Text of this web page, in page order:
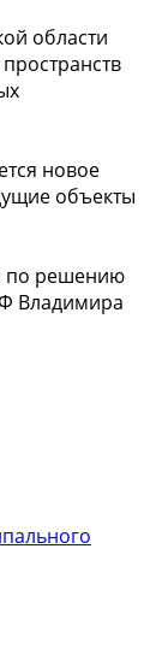
области
новое
объекты
по решению
Владимира